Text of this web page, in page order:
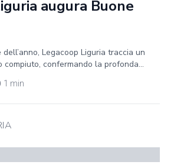
augura Buone
Legacoop Liguria traccia un
confermando la profonda...
1 min